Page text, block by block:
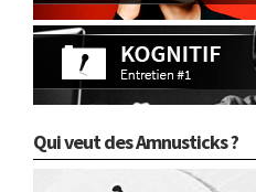
Qui veut des Amnusticks ?